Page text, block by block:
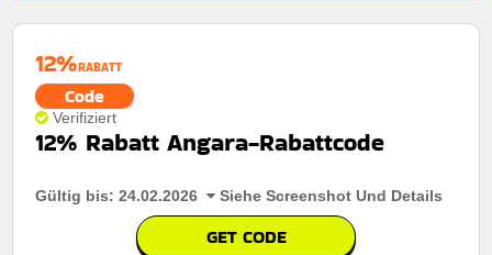
12%RABATT
Code
Verifiziert
12% Rabatt Angara-Rabattcode
Gültig bis: 24.02.2026 Siehe Screenshot Und Details
GET CODE